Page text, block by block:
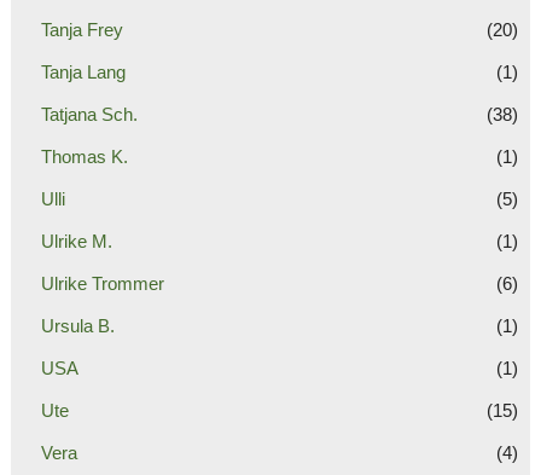
Tanja Frey (20)
Tanja Lang (1)
Tatjana Sch. (38)
Thomas K. (1)
Ulli (5)
Ulrike M. (1)
Ulrike Trommer (6)
Ursula B. (1)
USA (1)
Ute (15)
Vera (4)